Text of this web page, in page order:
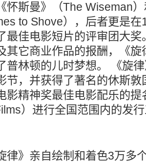
怀斯曼》（The Wiseman
to Shove），后者更是
最佳电影短片的评审团大
其它商业作品的报酬，《
普林顿的儿时梦想。 《旋
节，并获得了著名的休斯
影精神奖最佳电影配乐的
）进行全国范围内的发
律》亲自绘制和着色3万多